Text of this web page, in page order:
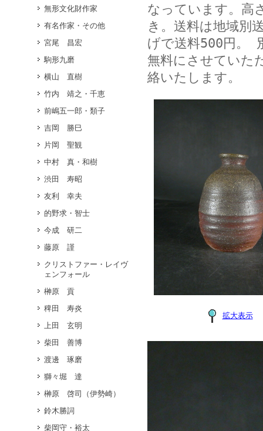
無形文化財作家
有名作家・その他
宮尾 昌宏
駒形九磨
横山 直樹
竹内 靖之・千恵
前嶋五一郎・類子
吉岡 勝巳
片岡 聖観
中村 真・和樹
渋田 寿昭
友利 幸夫
的野求・智士
今成 研二
藤原 謹
クリストファー・レイヴ
ェンフォール
榊原 貢
稗田 寿炎
上田 玄明
柴田 善博
渡邊 琢磨
獅々堀 達
榊原 啓司（伊勢崎）
鈴木勝詞
柴岡守・裕太
なっています。高
き。送料は地域別
げで送料500円。
無料にさせていた
絡いたします。
拡大表示